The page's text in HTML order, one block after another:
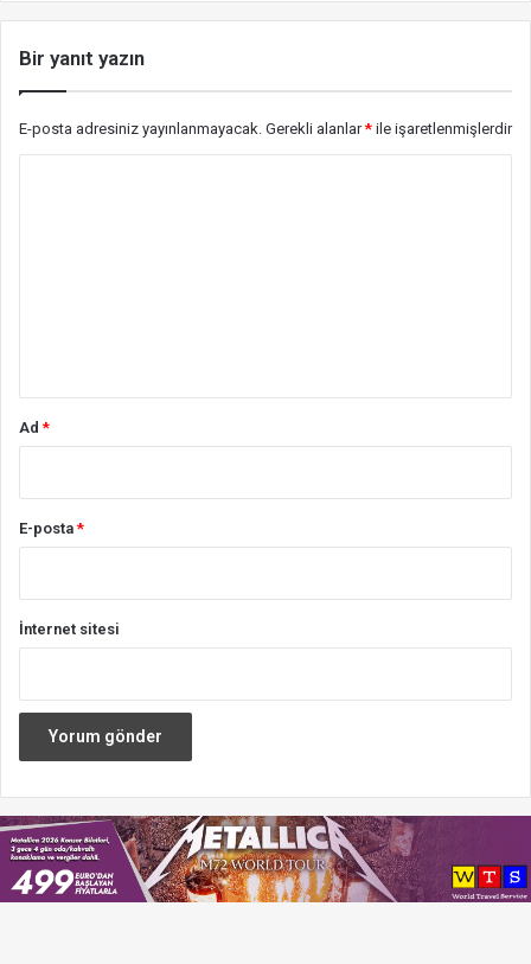
Bir yanıt yazın
E-posta adresiniz yayınlanmayacak. Gerekli alanlar* ile işaretlenmişlerdir
Ad*
E-posta*
İnternet sitesi